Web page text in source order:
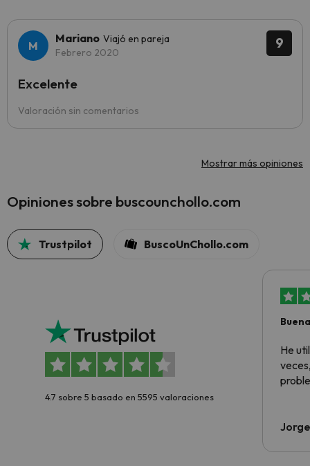
9
Mariano Viajó en pareja
Febrero 2020
Valoración sin comentarios
Excelente
Mostrar más opiniones
Opiniones sobre buscounchollo.com
Trustpilot BuscoUnChollo.com
4.7 sobre 5 basado en 5595 valoraciones
He